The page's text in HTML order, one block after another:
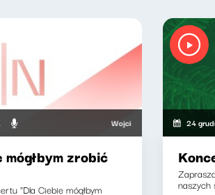
Wojciech Mann, Krzysztof
zrobić
"Dla Ciebie mógłbym
24
naszych